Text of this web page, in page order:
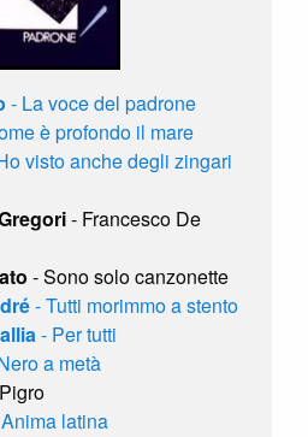
- La voce del padrone
è profondo il mare
visto anche degli zingari
- Francesco De
- Sono solo canzonette
- Tutti morimmo a stento
- Per tutti
a metà
latina